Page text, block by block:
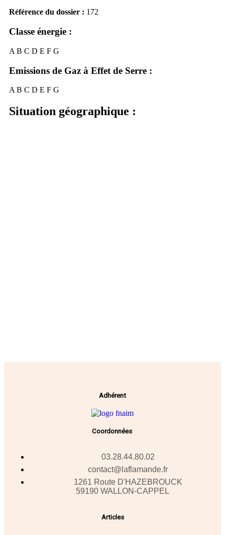
Référence du dossier : 172
Classe énergie :
A B C D E F G
Emissions de Gaz à Effet de Serre :
A B C D E F G
Situation géographique :
Adhérent
Coordonnées
03.28.44.80.02
contact@laflamande.fr
1261 Route D'HAZEBROUCK
59190 WALLON-CAPPEL
Articles